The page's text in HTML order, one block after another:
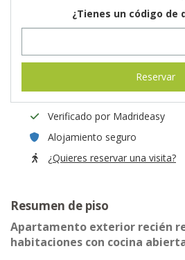
¿Tienes un código de
Reservar
Verificado por Madrideasy
Alojamiento seguro
¿Quieres reservar una visita?
Resumen de piso
Apartamento exterior recién
habitaciones con cocina